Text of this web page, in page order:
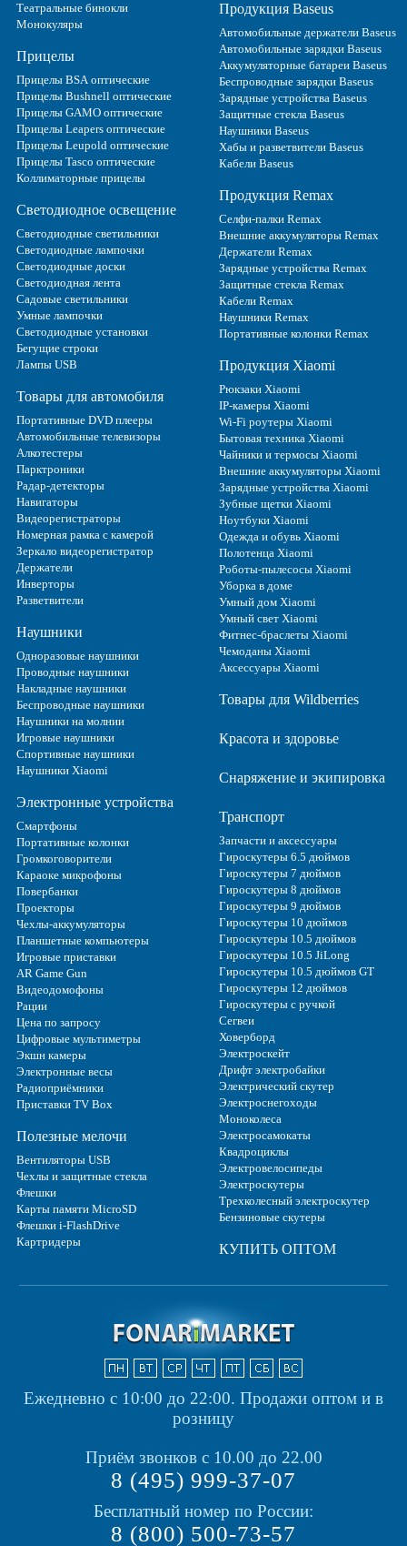
Театральные бинокли
Монокуляры
Прицелы
Прицелы BSA оптические
Прицелы Bushnell оптические
Прицелы GAMO оптические
Прицелы Leapers оптические
Прицелы Leupold оптические
Прицелы Tasco оптические
Коллиматорные прицелы
Светодиодное освещение
Светодиодные светильники
Светодиодные лампочки
Светодиодные доски
Светодиодная лента
Садовые светильники
Умные лампочки
Светодиодные установки
Бегущие строки
Лампы USB
Товары для автомобиля
Портативные DVD плееры
Автомобильные телевизоры
Алкотестеры
Парктроники
Радар-детекторы
Навигаторы
Видеорегистраторы
Номерная рамка с камерой
Зеркало видеорегистратор
Держатели
Инверторы
Разветвители
Наушники
Одноразовые наушники
Проводные наушники
Накладные наушники
Беспроводные наушники
Наушники на молнии
Игровые наушники
Спортивные наушники
Наушники Xiaomi
Электронные устройства
Смартфоны
Портативные колонки
Громкоговорители
Караоке микрофоны
Повербанки
Проекторы
Чехлы-аккумуляторы
Планшетные компьютеры
Игровые приставки
AR Game Gun
Видеодомофоны
Рации
Цена по запросу
Цифровые мультиметры
Экшн камеры
Электронные весы
Радиоприёмники
Приставки TV Box
Полезные мелочи
Вентиляторы USB
Чехлы и защитные стекла
Флешки
Карты памяти MicroSD
Флешки i-FlashDrive
Картридеры
Продукция Baseus
Автомобильные держатели Baseus
Автомобильные зарядки Baseus
Аккумуляторные батареи Baseus
Беспроводные зарядки Baseus
Зарядные устройства Baseus
Защитные стекла Baseus
Наушники Baseus
Хабы и разветвители Baseus
Кабели Baseus
Продукция Remax
Селфи-палки Remax
Внешние аккумуляторы Remax
Держатели Remax
Зарядные устройства Remax
Защитные стекла Remax
Кабели Remax
Наушники Remax
Портативные колонки Remax
Продукция Xiaomi
Рюкзаки Xiaomi
IP-камеры Xiaomi
Wi-Fi роутеры Xiaomi
Бытовая техника Xiaomi
Чайники и термосы Xiaomi
Внешние аккумуляторы Xiaomi
Зарядные устройства Xiaomi
Зубные щетки Xiaomi
Ноутбуки Xiaomi
Одежда и обувь Xiaomi
Полотенца Xiaomi
Роботы-пылесосы Xiaomi
Уборка в доме
Умный дом Xiaomi
Умный свет Xiaomi
Фитнес-браслеты Xiaomi
Чемоданы Xiaomi
Аксессуары Xiaomi
Товары для Wildberries
Красота и здоровье
Снаряжение и экипировка
Транспорт
Запчасти и аксессуары
Гироскутеры 6.5 дюймов
Гироскутеры 7 дюймов
Гироскутеры 8 дюймов
Гироскутеры 9 дюймов
Гироскутеры 10 дюймов
Гироскутеры 10.5 дюймов
Гироскутеры 10.5 JiLong
Гироскутеры 10.5 дюймов GT
Гироскутеры 12 дюймов
Гироскутеры с ручкой
Сегвеи
Ховерборд
Электроскейт
Дрифт электробайки
Электрический скутер
Электроснегоходы
Моноколеса
Электросамокаты
Квадроциклы
Электровелосипеды
Электроскутеры
Трехколесный электроскутер
Бензиновые скутеры
КУПИТЬ ОПТОМ
Ежедневно с 10:00 до 22:00. Продажи оптом и в
розницу
Приём звонков с 10.00 до 22.00
8 (495) 999-37-07
Бесплатный номер по России:
8 (800) 500-73-57